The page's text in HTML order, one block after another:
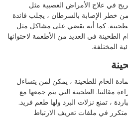
في علاج الأمراض العصبية مثل
خطر الإصابة بالسرطان ، يجلب فائدة
كما أنه يقضي على مشاكل مثل
في العديد من الأطعمة لاحتوائها
المختلفة.
الخام للطحينة ، يمكن لمن يتساءل
مقالتنا. الطحينة التي يتم جمعها مع
، تمنع نزلات البرد ولها طعم فريد.
في ملفات تعريف الارتباط